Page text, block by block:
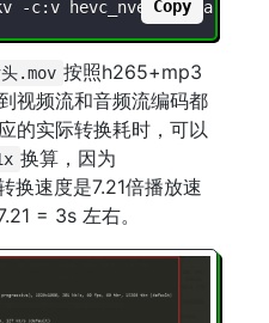
-c:v hevc_nvenc -c:a
Copy
头.mov 按照h265+mp3
视频流和音频流编码都
的实际转换耗时，可以
换算，因为
换速度是7.21倍播放速
= 3s 左右。